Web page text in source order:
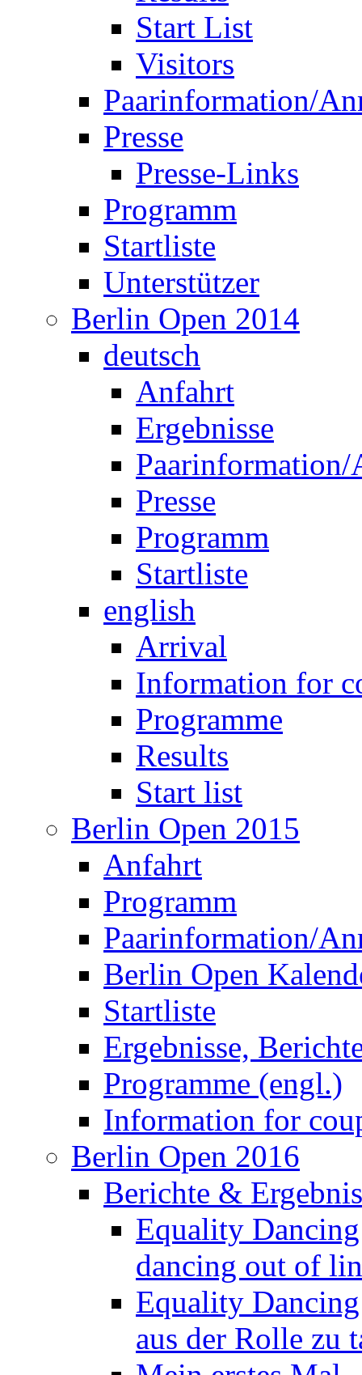
Paarinformation/
Presse
Presse-Links
Programm
Startliste
Unterstützer
Berlin Open 2014
deutsch
Anfahrt
Ergebnisse
Presse
Programm
Startliste
english
Arrival
Information for
Programme
Results
Start list
Berlin Open 2015
Anfahrt
Programm
Paarinformation/
Berlin Open
Startliste
Ergebnisse,
Programme (engl.)
Information for
Berlin Open 2016
Berichte &
Equality
dancing out of
Equality
aus der Rolle zu
Mein erstes Mal
Kalender/Calender
Startliste/list of